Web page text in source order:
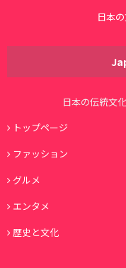
日本
日本の伝統文
トップページ
ファッション
グルメ
エンタメ
歴史と文化